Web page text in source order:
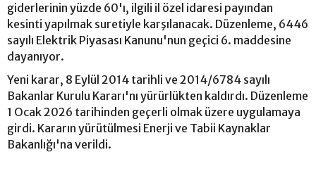
giderlerinin yüzde 60'ı, ilgili il özel idaresi payından
kesinti yapılmak suretiyle karşılanacak. Düzenleme, 6446
sayılı Elektrik Piyasası Kanunu'nun geçici 6. maddesine
dayanıyor.
Yeni karar, 8 Eylül 2014 tarihli ve 2014/6784 sayılı
Bakanlar Kurulu Kararı'nı yürürlükten kaldırdı. Düzenleme
1 Ocak 2026 tarihinden geçerli olmak üzere uygulamaya
girdi. Kararın yürütülmesi Enerji ve Tabii Kaynaklar
Bakanlığı'na verildi.